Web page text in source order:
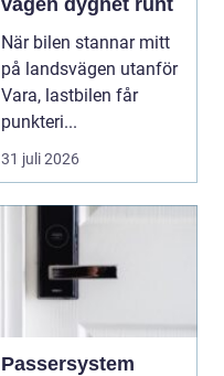
När bilen stannar mitt
på landsvägen utanför
Vara, lastbilen får
punkteri...
31 juli 2026
Passersystem